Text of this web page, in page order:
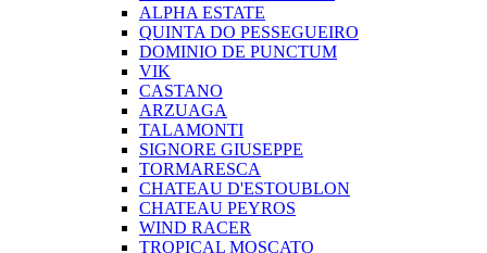
ALPHA ESTATE
QUINTA DO PESSEGUEIRO
DOMINIO DE PUNCTUM
VIK
CASTANO
ARZUAGA
TALAMONTI
SIGNORE GIUSEPPE
TORMARESCA
CHATEAU D'ESTOUBLON
CHATEAU PEYROS
WIND RACER
TROPICAL MOSCATO